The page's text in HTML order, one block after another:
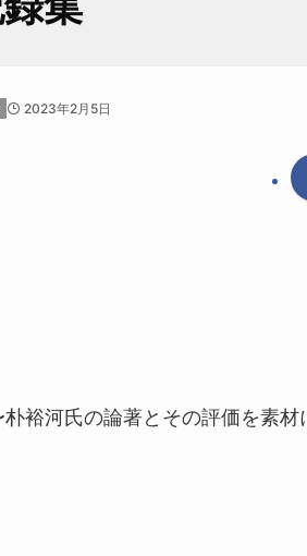
2023年2月5日
裕河氏の論著とその評価を素材